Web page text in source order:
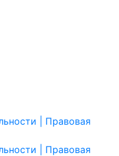
| Правовая
| Правовая